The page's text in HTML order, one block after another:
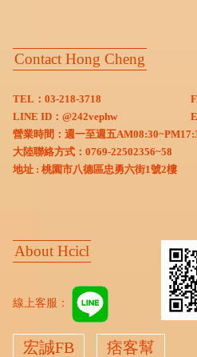
Contact Hong Cheng
TEL：03-218-3718
LINE ID： @242vephw
營業時間：週一至週五
大陸聯絡方式：0769-22502356~58
地址 : 桃園市八德區忠勇六街1號2樓
About Hcicl
線上客服：
宏誠FB 痞客幫